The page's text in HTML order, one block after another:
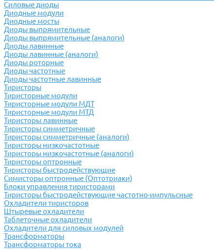
Силовые диоды
Диодные модули
Диодные мосты
Диоды выпрямительные
Диоды выпрямительные (аналоги)
Диоды лавинные
Диоды лавинные (аналоги)
Диоды роторные
Диоды частотные
Диоды частотные лавинные
Тиристоры
Тиристорные модули
Тиристорные модули МДТ
Тиристорные модули МТД
Тиристоры лавинные
Тиристоры симметричные
Тиристоры симметричные (аналоги)
Тиристоры низкочастотные
Тиристоры низкочастотные (аналоги)
Тиристоры оптронные
Тиристоры быстродействующие
Симисторы оптронные (Оптотриаки)
Блоки управления тиристорами
Тиристоры быстродействующие частотно-импульсные
Охладители тиристоров
Штыревые охладители
Таблеточные охладители
Охладители для силовых модулей
Трансформаторы
Трансформаторы тока